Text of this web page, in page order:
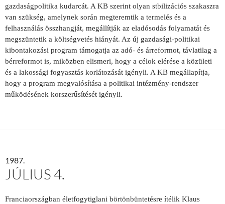
gazdaságpolitika kudarcát. A KB szerint olyan stbilizációs szakaszra
van szükség, amelynek során megteremtik a termelés és a
felhasználás összhangját, megállítják az eladósodás folyamatát és
megszüntetik a költségvetés hiányát. Az új gazdasági-politikai
kibontakozási program támogatja az adó- és árreformot, távlatilag a
bérreformot is, miközben elismeri, hogy a célok elérése a közületi
és a lakossági fogyasztás korlátozását igényli. A KB megállapítja,
hogy a program megvalósítása a politikai intézmény-rendszer
működésének korszerűsítését igényli.
1987.
JÚLIUS 4.
Franciaországban életfogytiglani börtönbüntetésre ítélik Klaus